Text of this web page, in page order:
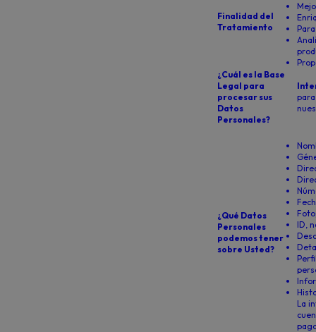
Finalidad del
Tratamiento
¿Cuál es la Base
Legal para
procesar sus
Datos
Personales?
¿Qué Datos
Personales
podemos tener
sobre Usted?
ID,
La